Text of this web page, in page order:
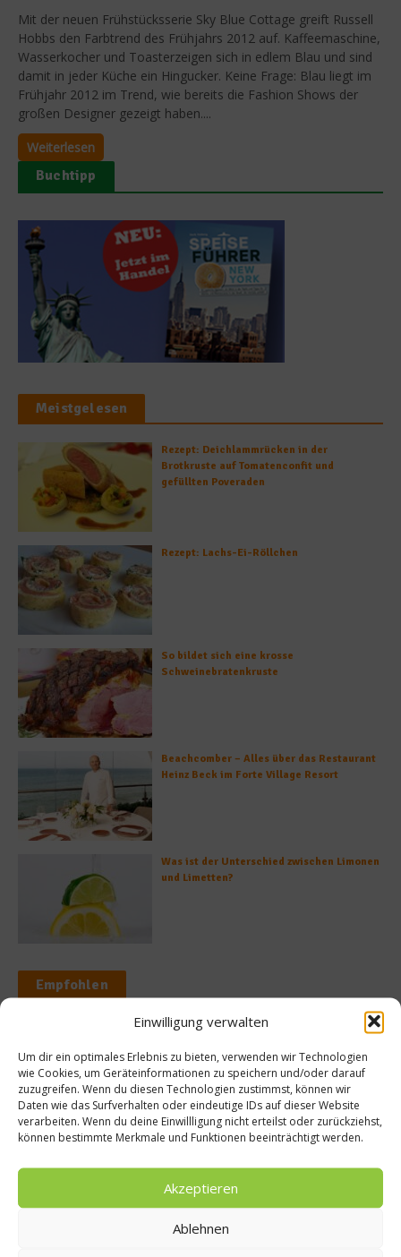
Einwilligung verwalten
Um dir ein optimales Erlebnis zu bieten, verwenden wir Technologien
wie Cookies, um Geräteinformationen zu speichern und/oder darauf
zuzugreifen. Wenn du diesen Technologien zustimmst, können wir
Daten wie das Surfverhalten oder eindeutige IDs auf dieser Website
verarbeiten. Wenn du deine Einwillligung nicht erteilst oder zurückziehst,
können bestimmte Merkmale und Funktionen beeinträchtigt werden.
Akzeptieren
Ablehnen
Mit der neuen Frühstücksserie Sky Blue Cottage greift Russell
Hobbs den Farbtrend des Frühjahrs 2012 auf. Kaffeemaschine,
Wasserkocher und Toasterzeigen sich in edlem Blau und sind
damit in jeder Küche ein Hingucker. Keine Frage: Blau liegt im
Frühjahr 2012 im Trend, wie bereits die Fashion Shows der
großen Designer gezeigt haben....
Weiterlesen
Buchtipp
Meistgelesen
Rezept: Deichlammrücken in der
Brotkruste auf Tomatenconfit und
gefüllten Poveraden
Rezept: Lachs-Ei-Röllchen
So bildet sich eine krosse
Schweinebratenkruste
Beachcomber – Alles über das Restaurant
Heinz Beck im Forte Village Resort
Was ist der Unterschied zwischen Limonen
und Limetten?
Empfohlen
zieht
ins Grüne
2017
Kann man
21.